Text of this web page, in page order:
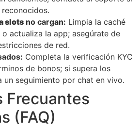
slots no cargan: Limpia la caché
actualiza la app; asegúrate de
de red.
Completa la verificación KYC
de bonos; si supera los
un seguimiento por chat en vivo.
Frecuantes
(FAQ)